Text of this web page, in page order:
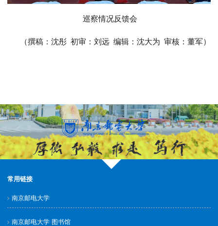
巡察情况反馈会
（撰稿：沈彤 初审：刘远 编辑：沈大为 审核：董军）
常用链接
南京邮电大学
南京邮电大学 图书馆